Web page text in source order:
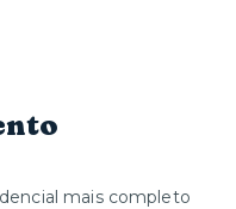
mais completo